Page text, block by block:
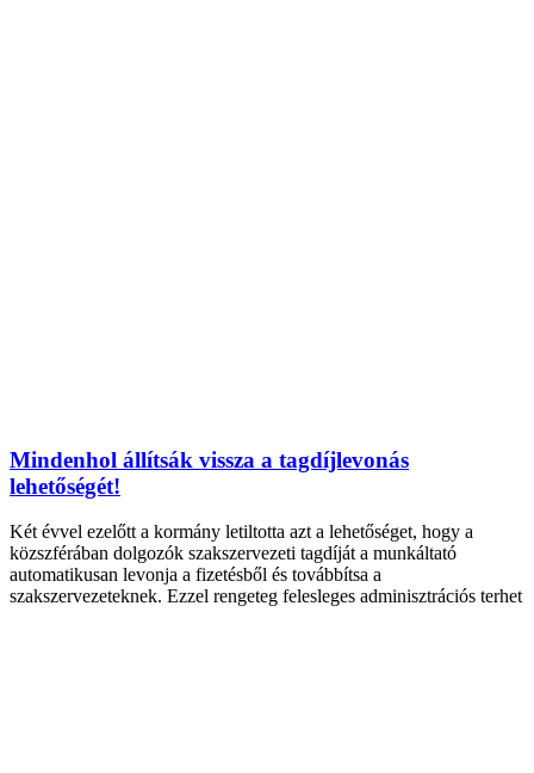
Mindenhol állítsák vissza a tagdíjlevonás
lehetőségét!
Két évvel ezelőtt a kormány letiltotta azt a lehetőséget, hogy a
közszférában dolgozók szakszervezeti tagdíját a munkáltató
automatikusan levonja a fizetésből és továbbítsa a
szakszervezeteknek. Ezzel rengeteg felesleges adminisztrációs terhet